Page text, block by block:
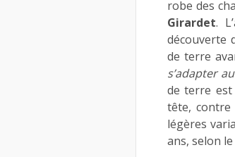
robe des
Girardet.
découverte
de terre
s’adapter
de terre est
tête, contre
légères
ans, selon